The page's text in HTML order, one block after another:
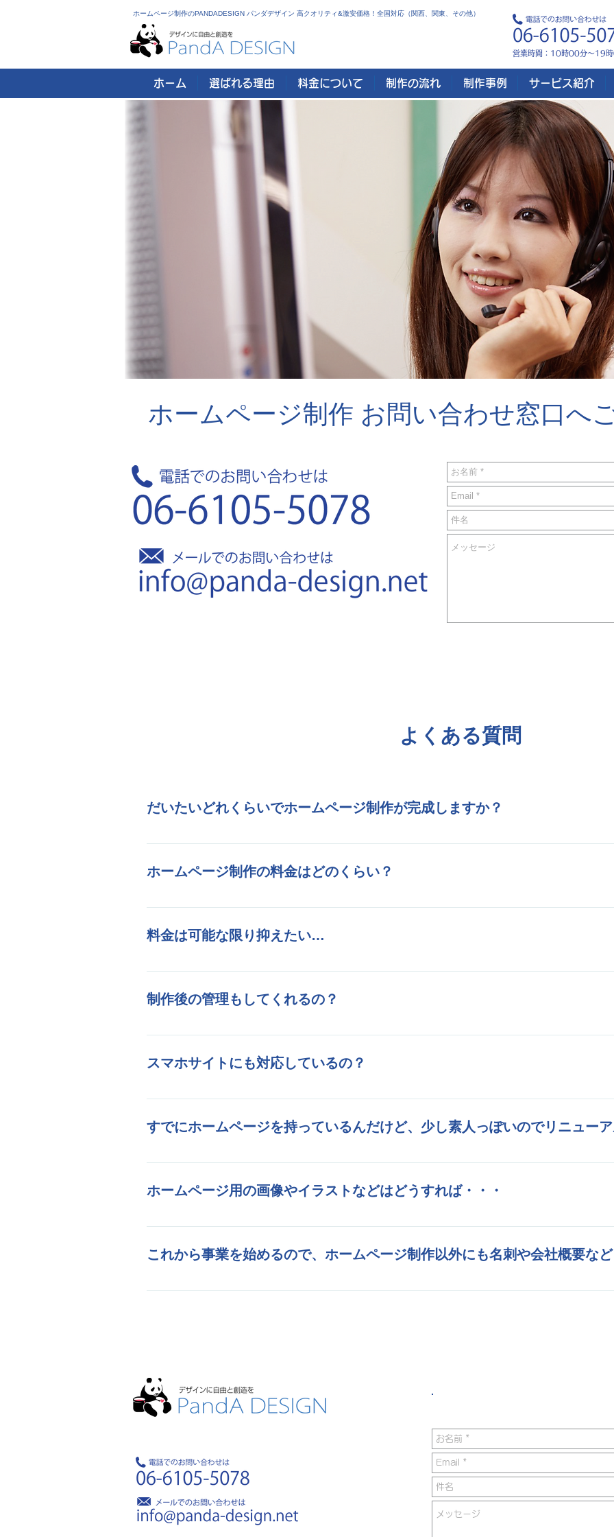
ホームページ制作のPANDADESIGN パンダデザイン 高クオリティ&激安価格！全国対応（関西、関東、その他）
営業時間：10時00分～19
ホーム 選ばれる理由 料金について 制作の流れ 制作事例 サービス紹介
ホームページ制作 お問い合わせ窓口へ
よくある質問
だいたいどれくらいでホームページ制作が完成しますか？
ホームページのボリュームなどにもよりますが、平均で１か月～２か月以
す。
ホームページ制作の料金はどのくらい？
ホームページ制作を低料金でご提供しております。料金詳細はこちらから
基本的に当社では追加でオプション料を頂くなどはせずわかりやすく統一料
料金は可能な限り抑えたい…
当社では最低５万円（TOPページのみ：A4原稿2枚分程度のボリュームま
できます。ページ数や盛り込む機能などにより、料金は変動いたしますの
制作後の管理もしてくれるの？
はい、制作後の管理もお任せください。
詳しくは こちら をご覧ください。
スマホサイトにも対応しているの？
もちろん対応しております。当社の制作実績ページをスマホからご覧くだ
すでにホームページを持っているんだけど、少し素人っぽいのでリニューア
お任せください！お客様のご要望に合ったご満足いただけるサイトへリニ
ホームページ用の画像やイラストなどはどうすれば・・・
ご心配いりません。こちらでも業種に合った素材を持っております。
また、お客様が使いたい画像などがある場合は、もちろんそちらも使わせて
これから事業を始めるので、ホームページ制作以外にも名刺や会社概要な
お任せください！販促物デザイン・印刷も承ります！詳しくはこちらをご